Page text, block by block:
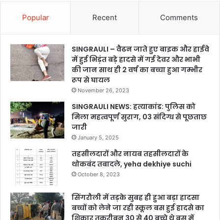
Popular Recent Comments
SINGRAULI – वैढन जाते हुए बाइक और हाईवे
में हुई भिड़ंत बड़े हादसे में गई देवर और भाभी
की जान साथ ही 2 वर्ष का बच्चा हुआ गम्भीर
रूप से घायल
November 26, 2023
SINGRAULI NEWS: हत्याकांड: पुलिस को
मिला महत्वपूर्ण सुराग, 03 संदिग्ध से पूछताछ
जारी
January 5, 2025
तहसीलदारों और नायब तहसीलदारों के
थोकबंद तबादले, yeha dekhiye suchi
October 8, 2023
सिंगरौली में तड़के सुबह ही हुआ बड़ा हादसा
बच्चों को लेने जा रही स्कूल बस हुई हादसे का
शिकार तकरीबन 30 से 40 बच्चे थे बस में